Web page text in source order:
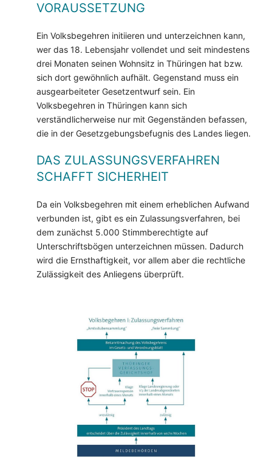
VORAUSSETZUNG
Ein Volksbegehren initiieren und unterzeichnen kann,
wer das 18. Lebensjahr vollendet und seit mindestens
drei Monaten seinen Wohnsitz in Thüringen hat bzw.
sich dort gewöhnlich aufhält. Gegenstand muss ein
ausgearbeiteter Gesetzentwurf sein. Ein
Volksbegehren in Thüringen kann sich
verständlicherweise nur mit Gegenständen befassen,
die in der Gesetzgebungsbefugnis des Landes liegen.
DAS ZULASSUNGSVERFAHREN
SCHAFFT SICHERHEIT
Da ein Volksbegehren mit einem erheblichen Aufwand
verbunden ist, gibt es ein Zulassungsverfahren, bei
dem zunächst 5.000 Stimmberechtigte auf
Unterschriftsbögen unterzeichnen müssen. Dadurch
wird die Ernsthaftigkeit, vor allem aber die rechtliche
Zulässigkeit des Anliegens überprüft.